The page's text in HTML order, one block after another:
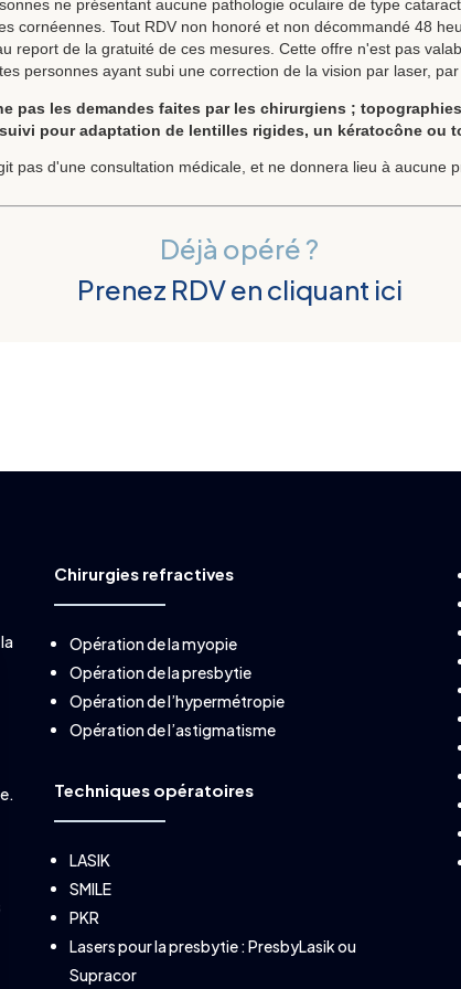
ne présentant aucune pathologie oculaire de type
cornéennes. Tout RDV non honoré et non décommandé 48
report de la gratuité de ces mesures. Cette offre n'est pas
personnes ayant subi une correction de la vision par laser,
pas les demandes faites par les chirurgiens ;
pour adaptation de lentilles rigides, un kératocône ou
pas d'une consultation médicale, et ne donnera lieu à aucune
Déjà opéré ?
Prenez RDV en cliquant ici
Chirurgies refractives
Opération de la myopie
Opération de la presbytie
Opération de l’hypermétropie
Opération de l’astigmatisme
Techniques opératoires
LASIK
SMILE
PKR
Lasers pour la presbytie :PresbyLasikou
Supracor